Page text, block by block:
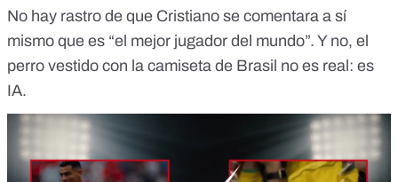
No hay rastro de que Cristiano se comentara a sí
mismo que es “el mejor jugador del mundo”. Y no, el
perro vestido con la camiseta de Brasil no es real: es
IA.